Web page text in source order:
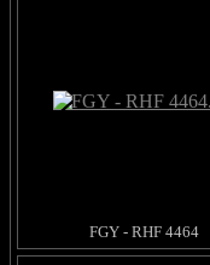
FGY - RHF 4464